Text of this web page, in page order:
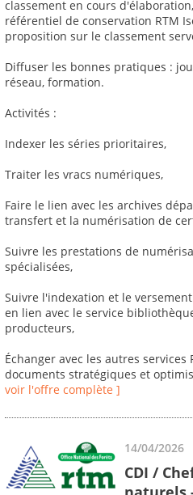
classement en cours
référentiel de conservation RTM
proposition sur le classement
Diffuser les bonnes pratiques :
réseau, formation.
Activités :
Indexer les séries prioritaires,
Traiter les vracs numériques,
Faire le lien avec les archives
transfert et la numérisation de
Suivre les prestations de
spécialisées,
Suivre l'indexation et le
en lien avec le service
producteurs,
Échanger avec les autres
documents stratégiques et
voir l'offre complète ]
14/04/2026
CDI /